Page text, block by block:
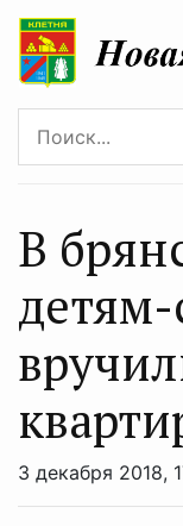
В
3 декабря 2018,